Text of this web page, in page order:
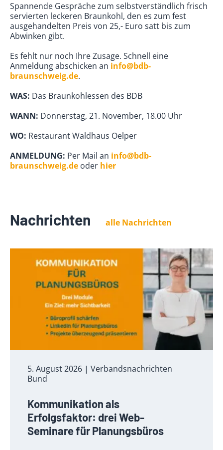
Spannende Gespräche zum selbstverständlich frisch
servierten leckeren Braunkohl, den es zum fest
ausgehandelten Preis von 25,- Euro satt bis zum
Abwinken gibt.
Es fehlt nur noch Ihre Zusage. Schnell eine
Anmeldung abschicken an info@bdb-
braunschweig.de.
WAS: Das Braunkohlessen des BDB
WANN: Donnerstag, 21. November, 18.00 Uhr
WO: Restaurant Waldhaus Oelper
ANMELDUNG: Per Mail an info@bdb-
braunschweig.de oder hier
Nachrichten alle Nachrichten
5. August 2026 | Verbandsnachrichten
Bund
Kommunikation als
Erfolgsfaktor: drei Web-
Seminare für Planungsbüros